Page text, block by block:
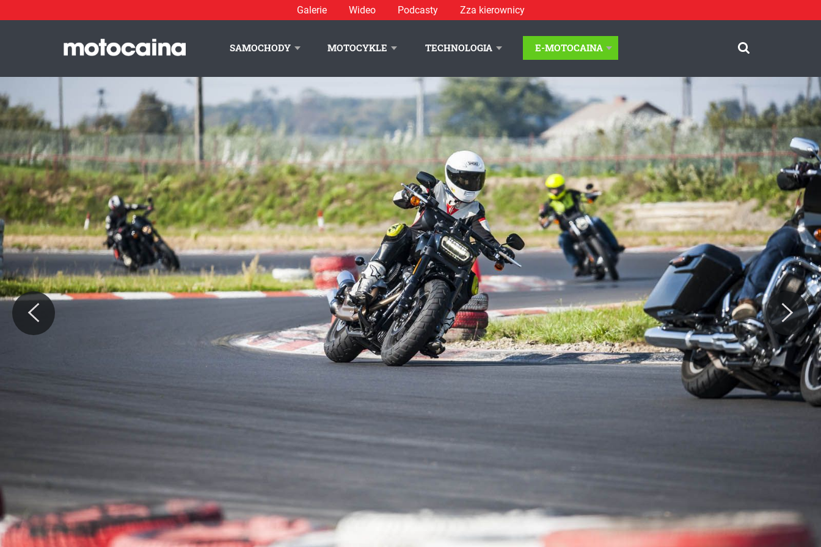
Galerie Wideo Podcasty Zza kierownicy
SAMOCHODY MOTOCYKLE TECHNOLOGIA E-MOTOCAINA
Harley Track Day 2017 – tor Słomczyn - zdjęcie 48
ZESPÓŁ MOTOCAINA REGULAMIN POLITYKA PRYWATNOŚCI REKLAMA KONTAKT © Motocaina.pl All rights reserved.